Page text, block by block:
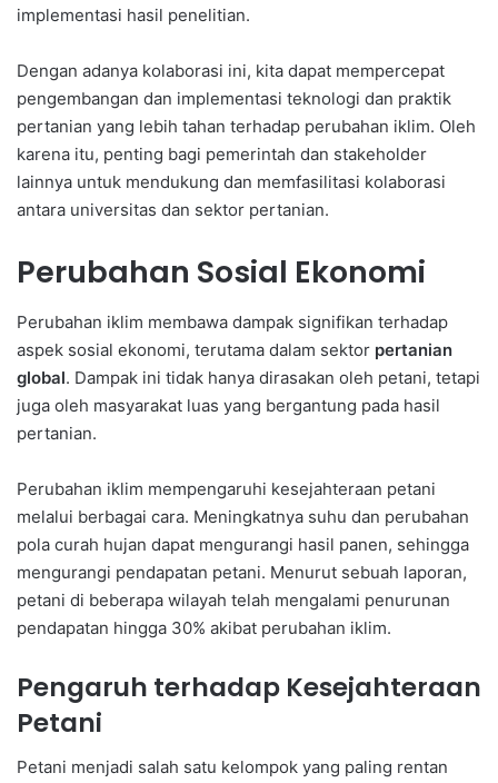
implementasi hasil penelitian.
Dengan adanya kolaborasi ini, kita dapat mempercepat
pengembangan dan implementasi teknologi dan praktik
pertanian yang lebih tahan terhadap perubahan iklim. Oleh
karena itu, penting bagi pemerintah dan stakeholder
lainnya untuk mendukung dan memfasilitasi kolaborasi
antara universitas dan sektor pertanian.
Perubahan Sosial Ekonomi
Perubahan iklim membawa dampak signifikan terhadap
aspek sosial ekonomi, terutama dalam sektor pertanian
global. Dampak ini tidak hanya dirasakan oleh petani, tetapi
juga oleh masyarakat luas yang bergantung pada hasil
pertanian.
Perubahan iklim mempengaruhi kesejahteraan petani
melalui berbagai cara. Meningkatnya suhu dan perubahan
pola curah hujan dapat mengurangi hasil panen, sehingga
mengurangi pendapatan petani. Menurut sebuah laporan,
petani di beberapa wilayah telah mengalami penurunan
pendapatan hingga 30% akibat perubahan iklim.
Pengaruh terhadap Kesejahteraan
Petani
Petani menjadi salah satu kelompok yang paling rentan